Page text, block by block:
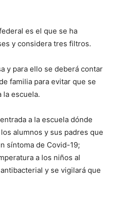
es el que se ha
y considera tres filtros.
y para ello se deberá contar
familia para evitar que se
la escuela.
a la escuela dónde
alumnos y sus padres que
síntoma de Covid-19;
a los niños al
y se vigilará que